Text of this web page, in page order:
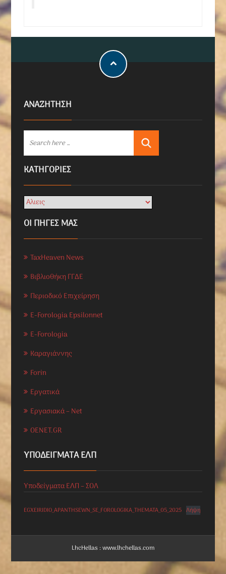
ΑΝΑΖΗΤΗΣΗ
KΑΤΗΓΟΡΊΕΣ
ΟΙ ΠΗΓΕΣ ΜΑΣ
TaxHeaven News
Βιβλιοθήκη ΓΓΔΕ
Περιοδικό Επιχείρηση
E-Forologia Epsilonnet
E-Forologia
Καραγιάννης
Forin
Εργατικά
Εργασιακά – Net
OENET.GR
ΥΠΟΔΕΊΓΜΑΤΑ ΕΛΠ
Υποδείγματα ΕΛΠ – ΣΟΛ
EGXEIRIDIO_APANTHSEWN_SE_FOROLOGIKA_THEMATA_05_2025 Λήψη
LhcHellas : www.lhchellas.com